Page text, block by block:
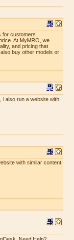
for customers
At MyMRO, we
and pricing that
buy other models or
I also run a website with
with similar content